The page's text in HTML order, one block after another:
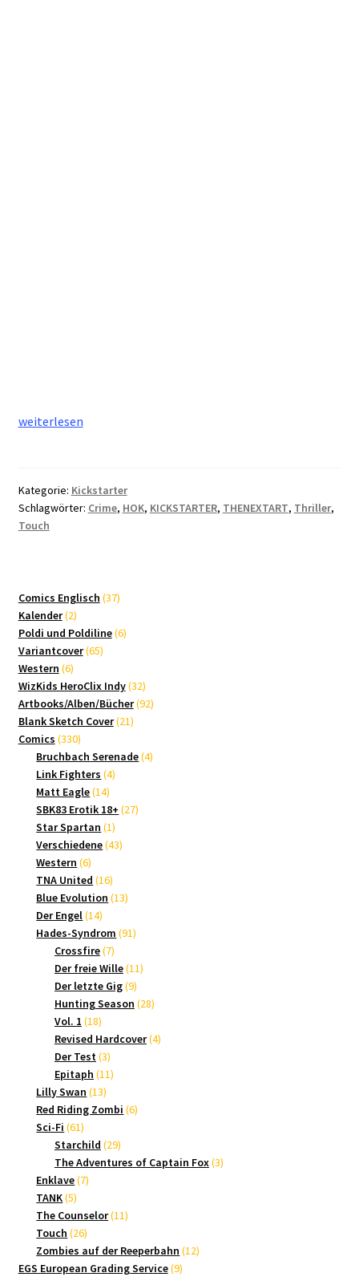
Touch
crime
thriller
Deutsch)
KICKSTARTER
weiterlesen
Kategorie: Kickstarter
Schlagwörter: Crime, HOK, KICKSTARTER, THENEXTART, Thriller,
Touch
Comics Englisch 3737
Kalender 22
Produkte
Poldi und Poldiline 66
Variantcover 6565
Western 66
Produkte
WizKids HeroClix Indy 3232
Produkte
Artbooks/Alben/Bücher 9292
Blank Sketch Cover 2121
Comics 330330
Produkte
Bruchbach Serenade 44
Link Fighters 44
Matt Eagle 1414
Produkte
SBK83 Erotik 18+ 2727
Star Spartan 11
Produkt
Verschiedene 4343
Western 66
Produkte
TNA United 1616
Produkte
Blue Evolution 1313
Der Engel 1414
Produkte
Hades-Syndrom 9191
Crossfire 77
Produkte
Der freie Wille 1111
Der letzte Gig 99
Produkte
Hunting Season 2828
Vol. 1 1818
Produkte
Revised Hardcover 44
Der Test 33
Produkte
Epitaph 1111
Lilly Swan 1313
Produkte
Red Riding Zombi 66
Sci-Fi 6161
Produkte
Starchild 2929
Produkte
The Adventures of Captain Fox 33
Enklave 77
TANK 55
Produkte
The Counselor 1111
Touch 2626
Produkte
Zombies auf der Reeperbahn 1212
EGS European Grading Service 99